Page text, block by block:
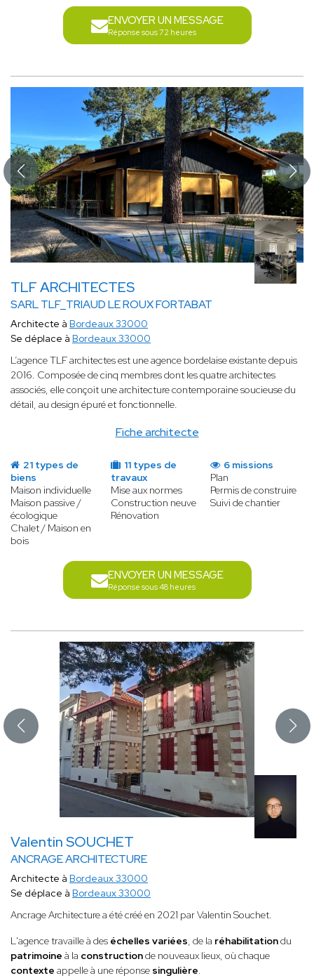
ENVOYER UN MESSAGE
Réponse sous 72 heures
TLF ARCHITECTES
SARL TLF_TRIAUD LE ROUX FORTABAT
Fiche architecte
Architecte à Bordeaux 33000
Se déplace à Bordeaux 33000
L’agence TLF architectes est une agence bordelaise existante depuis
2016. Composée de cinq membres dont les quatre architectes
associés, elle conçoit une architecture contemporaine soucieuse du
détail, au design épuré et fonctionnelle.
21 types de
biens
Maison individuelle
Maison passive /
écologique
Chalet / Maison en
bois
11 types de
travaux
Mise aux normes
Construction neuve
Rénovation
6 missions
Plan
Permis de construire
Suivi de chantier
ENVOYER UN MESSAGE
Réponse sous 48 heures
Valentin SOUCHET
ANCRAGE ARCHITECTURE
Architecte à Bordeaux 33000
Se déplace à Bordeaux 33000
Ancrage Architecture a été créé en 2021 par Valentin Souchet.
L'agence travaille à des échelles variées, de la réhabilitationdu
patrimoine à la constructionde nouveaux lieux, où chaque
contexte appelle à une réponse singulière.